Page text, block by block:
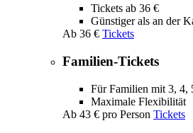
Tickets ab 36 €
Günstiger als an der
Ab 36 € Tickets
Familien-Tickets
Für Familien mit 3, 4,
Maximale Flexibilität
Ab 43 € pro Person Tickets